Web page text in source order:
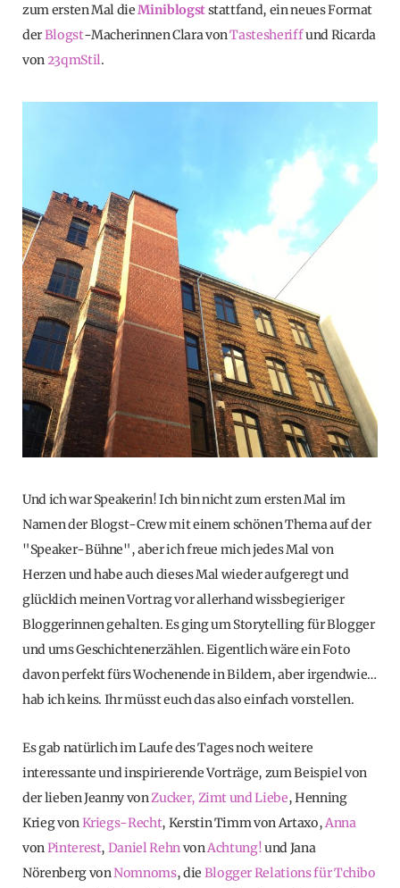
zum ersten Mal dieMiniblogststattfand, ein neues Format
derBlogst-Macherinnen Clara vonTastesheriffund Ricarda
von23qmStil.
Und ich war Speakerin! Ich bin nicht zum ersten Mal im
Namen der Blogst-Crew mit einem schönen Thema auf der
"Speaker-Bühne", aber ich freue mich jedes Mal von
Herzen und habe auch dieses Mal wieder aufgeregt und
glücklich meinen Vortrag vor allerhand wissbegieriger
Bloggerinnen gehalten. Es ging um Storytelling für Blogger
und ums Geschichtenerzählen. Eigentlich wäre ein Foto
davon perfekt fürs Wochenende in Bildern, aber irgendwie…
hab ich keins. Ihr müsst euch das also einfach vorstellen.
Es gab natürlich im Laufe des Tages noch weitere
interessante und inspirierende Vorträge, zum Beispiel von
der lieben Jeanny vonZucker, Zimt und Liebe, Henning
Krieg vonKriegs-Recht, Kerstin Timm von Artaxo,Anna
vonPinterest, Daniel RehnvonAchtung!und Jana
Nörenberg vonNomnoms, die Blogger Relations fürTchibo